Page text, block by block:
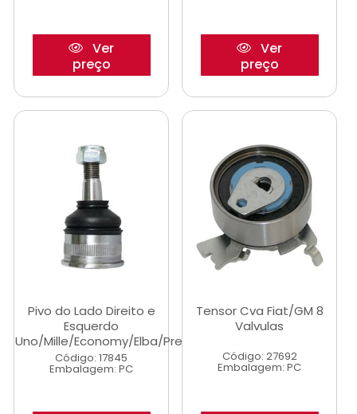
Ver
preço
Ver
preço
Pivo do Lado Direito e
Esquerdo
Uno/Mille/Economy/Elba/Premi...
Código: 17845
Embalagem: PC
Tensor Cva Fiat/GM 8
Valvulas
Código: 27692
Embalagem: PC